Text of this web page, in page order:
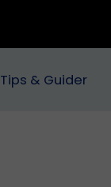
Tips & Guider